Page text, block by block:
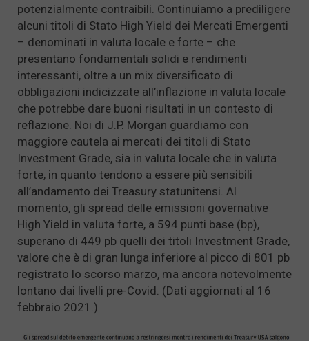
potenzialmente contraibili. Continuiamo a prediligere
alcuni titoli di Stato High Yield dei Mercati Emergenti
– denominati in valuta locale e forte – che
presentano fondamentali solidi e rendimenti
interessanti, oltre a un mix diversificato di
obbligazioni indicizzate all’inflazione in valuta locale
che potrebbe dare buoni risultati in un contesto di
reflazione. Noi di J.P. Morgan guardiamo con
maggiore cautela ai mercati dei titoli di Stato
Investment Grade, sia in valuta locale che in valuta
forte, in quanto tendono a essere più sensibili
all’andamento dei Treasury statunitensi. Al
momento, gli spread delle emissioni governative
High Yield in valuta forte, a 594 punti base (bp),
superano di 449 pb quelli dei titoli Investment Grade,
valore che è di gran lunga inferiore al picco di 801 pb
registrato lo scorso marzo, ma ancora notevolmente
lontano dai livelli pre-Covid. (Dati aggiornati al 16
febbraio 2021.)